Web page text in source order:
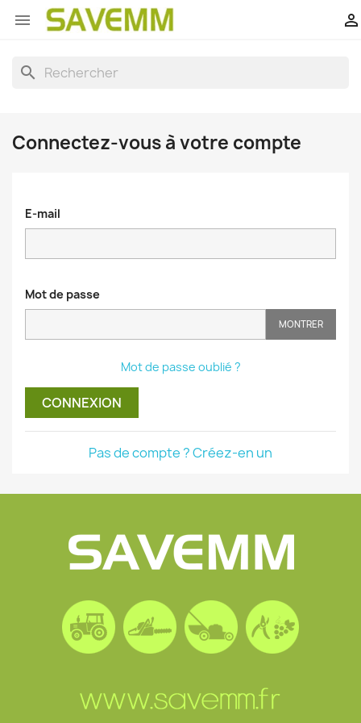
 
search
Connectez-vous à votre compte
E-mail
Mot de passe
MONTRER
Mot de passe oublié ?
CONNEXION
Pas de compte ? Créez-en un